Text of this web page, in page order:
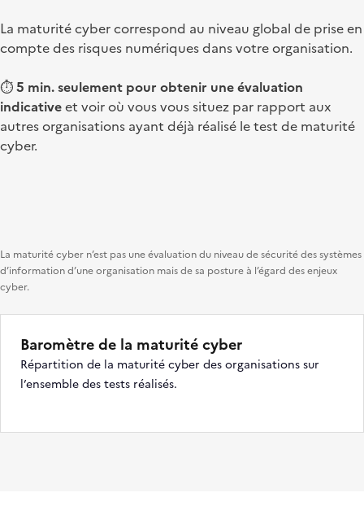
La maturité cyber correspond au niveau global de prise en
compte des risques numériques dans votre organisation.
⏱️5 min. seulement pour obtenir une évaluation
indicativeet voir où vous vous situez par rapport aux
autres organisations ayant déjà réalisé le test de maturité
cyber.
La maturité cyber n’est pas une évaluation du niveau de sécurité des systèmes
d’information d’une organisation mais de sa posture à l’égard des enjeux
cyber.
Baromètre de la maturité cyber
Répartition de la maturité cyber des organisations sur
l’ensemble des tests réalisés.